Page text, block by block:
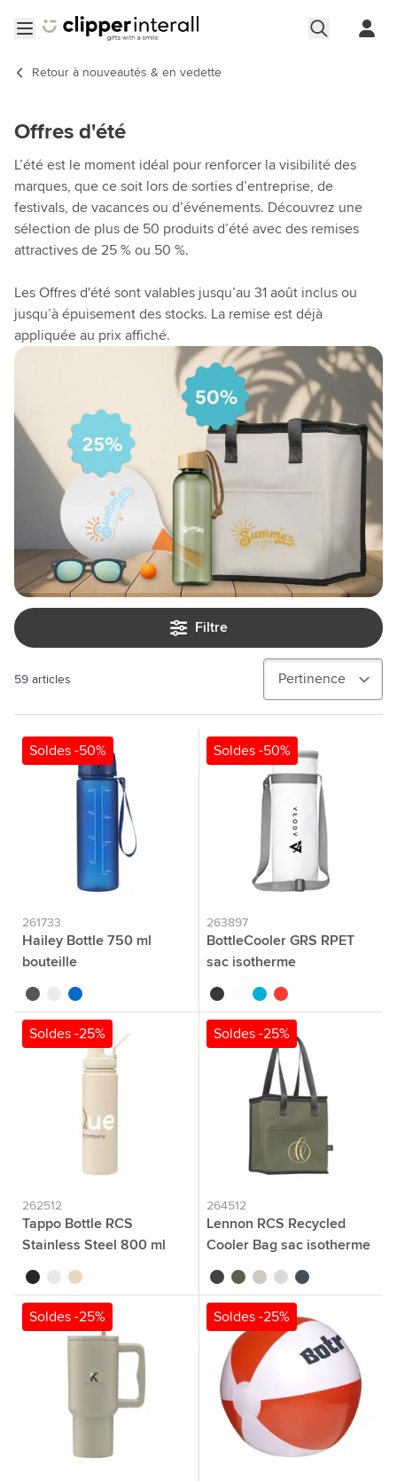
Retour à nouveautés & en vedette
Offres d'été
L’été est le moment idéal pour renforcer la visibilité des
marques, que ce soit lors de sorties d’entreprise, de
festivals, de vacances ou d’événements. Découvrez une
sélection de plus de 50 produits d’été avec des remises
attractives de 25 % ou 50 %.
Les Offres d'été sont valables jusqu’au 31 août inclus ou
jusqu’à épuisement des stocks. La remise est déjà
appliquée au prix affiché.
Filtre
59 articles
Soldes -50%
261733
Hailey Bottle 750 ml
bouteille
noir blancbleu
Soldes -50%
263897
BottleCooler GRS RPET
sac isotherme
noir blancbleu rouge
Soldes -25%
262512
Tappo Bottle RCS
Stainless Steel 800 ml
single wall
noir blancbeige
Soldes -25%
264512
Lennon RCS Recycled
Cooler Bag sac isotherme
noir vert beigebleu clairbleu marine
Soldes -25% Soldes -25%